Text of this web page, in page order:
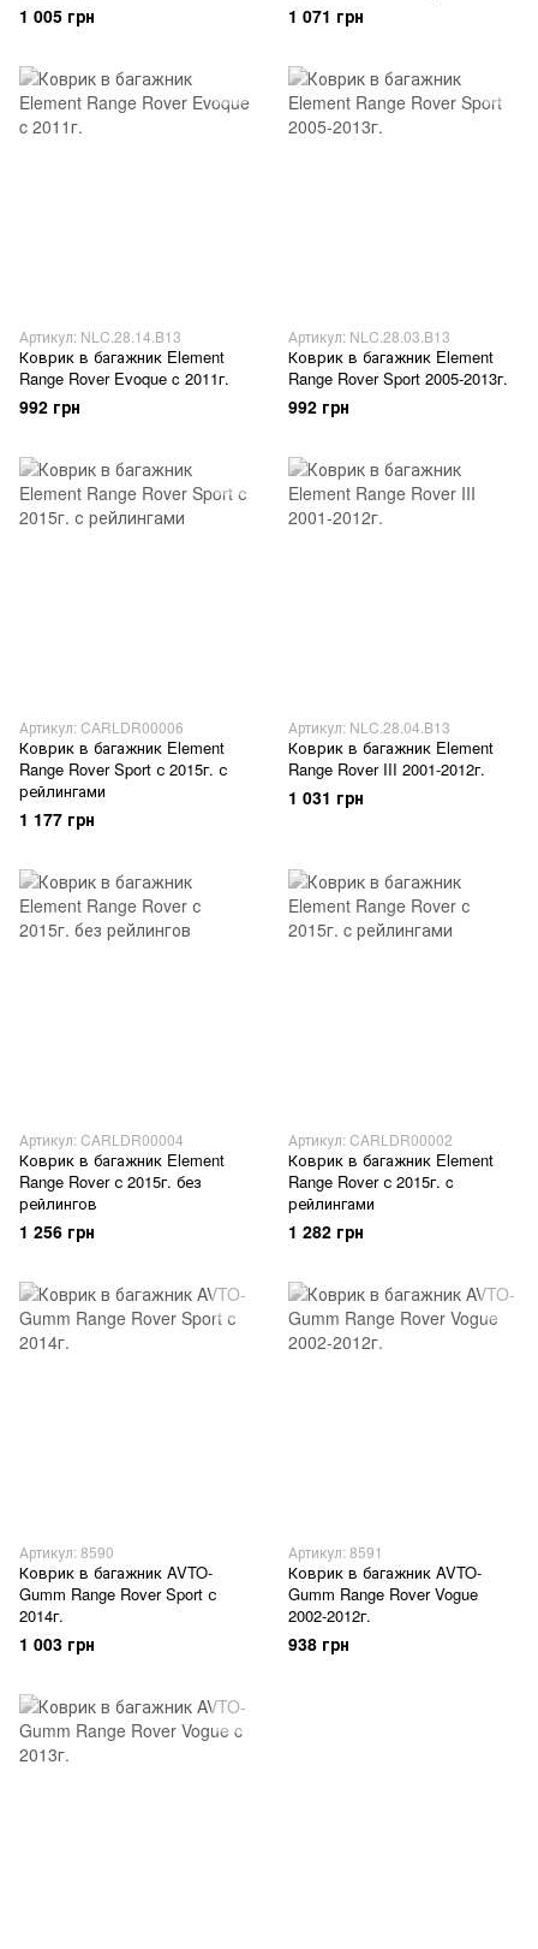
1 005 грн 1 071 грн
Артикул: NLC.28.14.B13
Коврик в багажник Element
Range Rover Evoque c 2011г.
992 грн
Артикул: NLC.28.03.B13
Коврик в багажник Element
Range Rover Sport 2005-2013г.
992 грн
Артикул: CARLDR00006
Коврик в багажник Element
Range Rover Sport с 2015г. с
рейлингами
1 177 грн
Артикул: NLC.28.04.B13
Коврик в багажник Element
Range Rover III 2001-2012г.
1 031 грн
Артикул: CARLDR00004
Коврик в багажник Element
Range Rover с 2015г. без
рейлингов
1 256 грн
Артикул: CARLDR00002
Коврик в багажник Element
Range Rover с 2015г. c
рейлингами
1 282 грн
Артикул: 8590
Коврик в багажник AVTO-
Gumm Range Rover Sport с
2014г.
1 003 грн
Артикул: 8591
Коврик в багажник AVTO-
Gumm Range Rover Vogue
2002-2012г.
938 грн